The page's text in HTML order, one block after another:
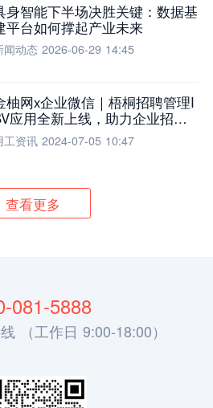
身智能下半场决胜关键：数据基
平台如何撑起产业未来
闻动态 2026-06-29 14:45
柚网x企业微信｜梧桐招聘管理I
应用全新上线，助力企业招聘
程全面升级
工资讯 2024-07-05 10:47
查看更多
081-5888
（工作日 9:00-18:00）